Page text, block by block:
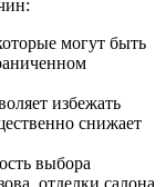
могут быть
избежать
снижает
выбора
отделки салона